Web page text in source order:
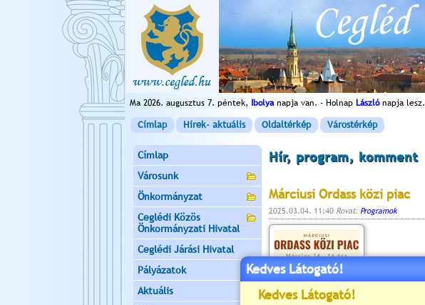
Ma 2026. augusztus 7. péntek, Ibolyanapja van. - Holnap Lászlónapja lesz.
Címlap Hírek- aktuális Oldaltérkép Várostérkép
Címlap
Városunk
Önkormányzat
Ceglédi Közös
Önkormányzati Hivatal
Ceglédi Járási Hivatal
Pályázatok
Aktuális
Hír, program, komment
Márciusi Ordass közi piac
2025.03.04. 11:40 Rovat: Programok
Kedves Látogató!